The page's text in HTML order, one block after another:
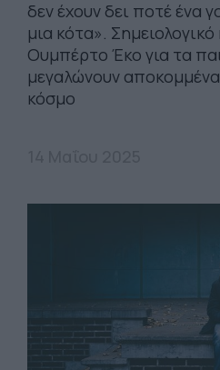
δεν έχουν δει ποτέ ένα
μια κότα». Σημειολογικό
Ουμπέρτο Έκο για τα
μεγαλώνουν
κόσμο